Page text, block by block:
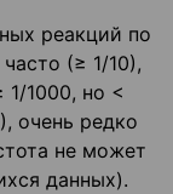
реакций по
(≥ 1/10),
1/1000, но <
очень редко
не может
данных).